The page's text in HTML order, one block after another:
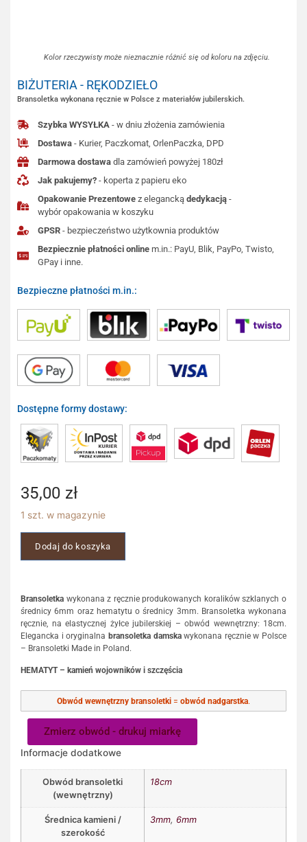
Kolor rzeczywisty może nieznacznie różnić się od koloru na zdjęciu.
BIŻUTERIA - RĘKODZIEŁO
Bransoletka wykonana ręcznie w Polsce z materiałów jubilerskich.
Szybka WYSYŁKA - w dniu złożenia zamówienia
Dostawa - Kurier, Paczkomat, OrlenPaczka, DPD
Darmowa dostawa dla zamówień powyżej 180zł
Jak pakujemy? - koperta z papieru eko
Opakowanie Prezentowe z eleganckądedykacją -
wybór opakowania w koszyku
GPSR - bezpieczeństwo użytkownia produktów
Bezpiecznie płatności online m.in.: PayU, Blik, PayPo, Twisto,
GPay i inne.
Bezpieczne płatności m.in.:
Dostępne formy dostawy:
35,00 zł
1 szt. w magazynie
Dodaj do koszyka
Bransoletka wykonana z ręcznie produkowanych koralików szklanych o
średnicy 6mm oraz hematytu o średnicy 3mm. Bransoletka wykonana
ręcznie, na elastycznej żyłce jubilerskiej – obwód wewnętrzny: 18cm.
Elegancka i oryginalna bransoletka damskawykonana ręcznie w Polsce
– Bransoletki Made in Poland.
HEMATYT – kamień wojowników i szczęścia
Obwód wewnętrzny bransoletki = obwód nadgarstka.
Zmierz obwód - drukuj miarkę
Informacje dodatkowe
Obwód bransoletki
(wewnętrzny)
18cm
Średnica kamieni /
szerokość
3mm, 6mm